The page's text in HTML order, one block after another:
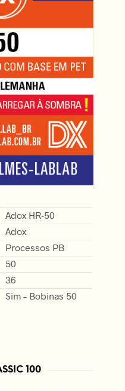
Adox HR-50
Adox
Processos PB
50
36
Sim – Bobinas 50
100